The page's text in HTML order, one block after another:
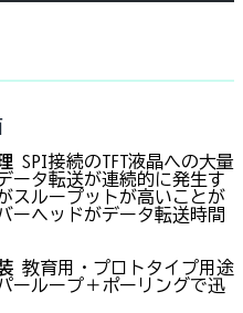
SPI接続のTFT液晶への大量
ータ転送が連続的に発生す
スループットが高いことが
ーヘッドがデータ転送時間
教育用・プロトタイプ用途
ーループ＋ポーリングで迅